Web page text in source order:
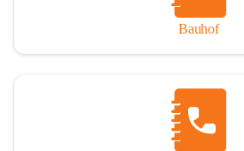
Bauhof